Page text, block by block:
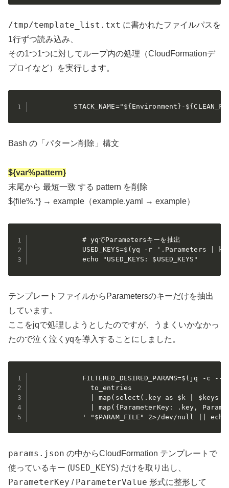
/tmp/template_list.txt に書かれたファイルパスを
1行ずつ読み込み、
その1つ1つに対してループ内の処理（CloudFormationデ
プロイなど）を実行します。
STACK_NAME="${Environment}-
Bash の「パターン削除」構文
${var%pattern}
末尾から 最短一致 する pattern を削除
${file%.*} → example（example.yaml → example）
            # yqでParametersキーを抽出
USED_KEYS=$(yq -r '.Parameters |
            echo "USED_KEYS: $USED_KEYS"
テンプレートファイルからParametersのキーだけを抽出
しています。
ここをjqで処理しようとしたのですが、うまくいかなかっ
たので泣く泣くyqを導入することにしました。
FILTERED_DESIRED_PARAMS=$(jq -c --
              to_entries
| map(select(.key as $k | $keys
| map({ParameterKey: .key,
' "$PARAM_FILE" 2>/dev/null || echo
params.json の中からCloudFormation テンプレートで
使っているキー (USED_KEYS) だけを取り出し、
ParameterKey / ParameterValue 形式に整形して